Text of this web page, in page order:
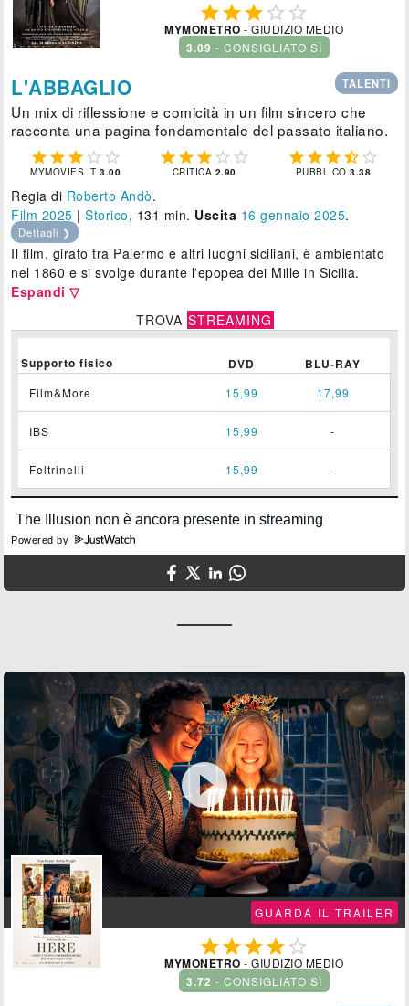
  
MYMONETRO - GIUDIZIO MEDIO
3.09 - CONSIGLIATO SÌ
TALENTI
L'ABBAGLIO
Un mix di riflessione e comicità in un film sincero che
racconta una pagina fondamentale del passato italiano.
    
MYMOVIES.IT3.00
    
CRITICA 2.90
    
PUBBLICO3.38
Regia di Roberto Andò.
Film 2025 |Storico, 131 min. Uscita 16 gennaio 2025.
Dettagli ❯
Il film, girato tra Palermo e altri luoghi siciliani, è ambientato
nel 1860 e si svolge durante l'epopea dei Mille in Sicilia.
Espandi ▽
TROVA STREAMING
Supporto fisico DVD BLU-RAY
Film&More 15,99 17,99
IBS 15,99 -
Feltrinelli 15,99 -
Powered by

GUARDA IL TRAILER
 
MYMONETRO - GIUDIZIO MEDIO
3.72 - CONSIGLIATO SÌ